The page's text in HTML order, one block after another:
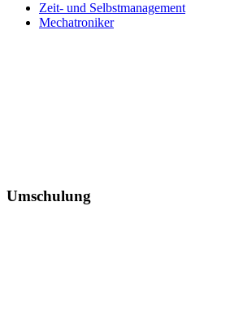
Zeit- und Selbstmanagement
Mechatroniker
Umschulung